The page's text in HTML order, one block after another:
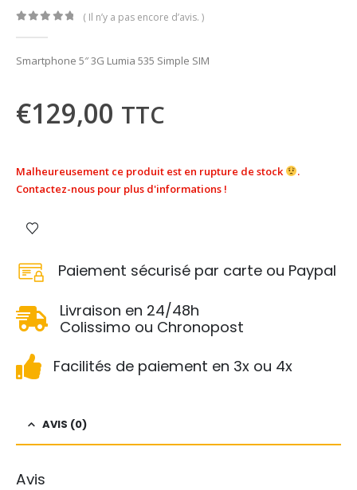
( Il n’y a pas encore d’avis. )
Smartphone 5″ 3G Lumia 535 Simple SIM
€129,00 TTC
Malheureusement ce produit est en rupture de stock
.
Contactez-nous pour plus d'informations !
Paiement sécurisé par carte ou Paypal
Livraison en 24/48h
Colissimo ou Chronopost
Facilités de paiement en 3x ou 4x
AVIS (0)
Avis